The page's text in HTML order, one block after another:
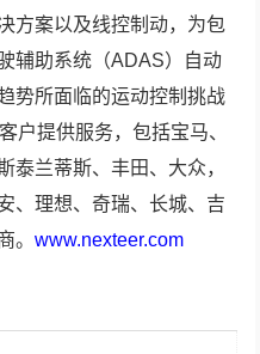
方案以及线控制动，为包
辅助系统（ADAS）自动
势所面临的运动控制挑战
户提供服务，包括宝马、
泰兰蒂斯、丰田、大众，
、理想、奇瑞、长城、吉
。www.nexteer.com